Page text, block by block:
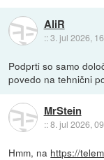
AliR
::3. jul 2026,
Podprti so samo
povedo na tehnični
MrStein
::8. jul 2026,
Hmm, na https://